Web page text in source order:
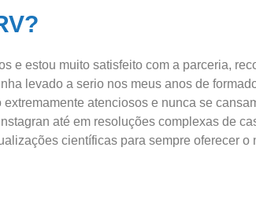
e estou muito satisfeito com a parceria,
levado a serio nos meus anos de
atenciosos e nunca se
até em resoluções complexas de
científicas para sempre oferecer o